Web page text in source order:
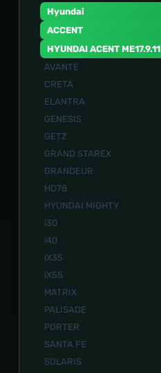
Hyundai
ACCENT
HYUNDAI ACENT ME17.9.11
AVANTE
CRETA
ELANTRA
GENESIS
GETZ
GRAND STAREX
GRANDEUR
HD78
HYUNDAI MIGHTY
i30
i40
iX35
iX55
MATRIX
PALISADE
PORTER
SANTA FE
SOLARIS